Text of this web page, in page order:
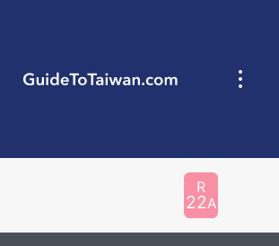
GuideToTaiwan.com
R
22A